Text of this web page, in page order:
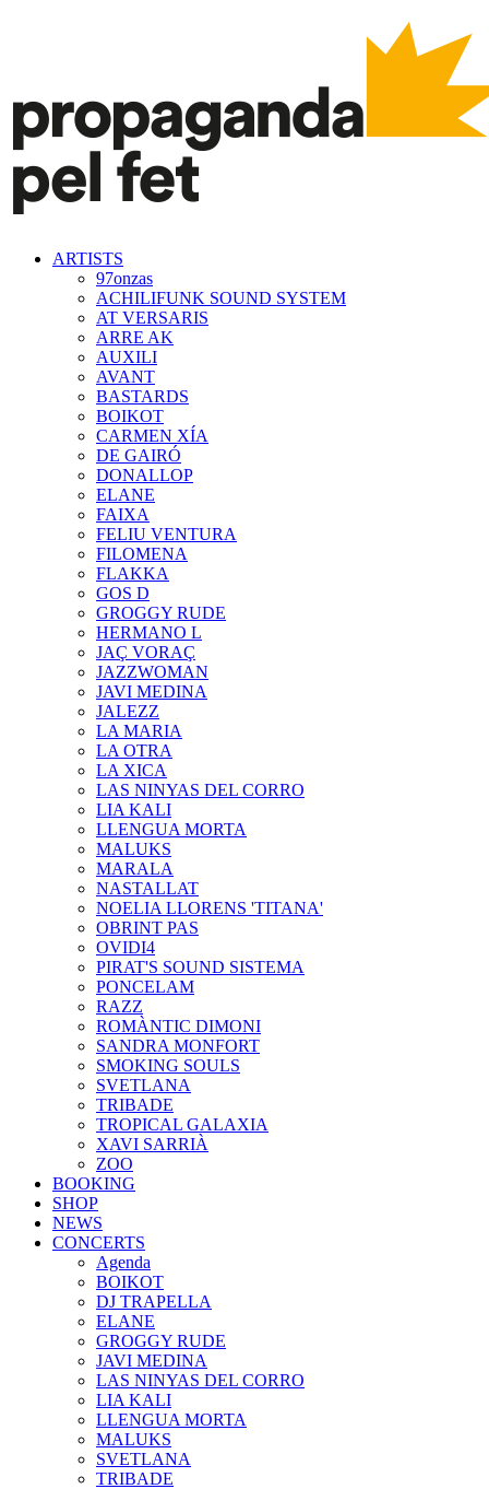
ARTISTS
97onzas
ACHILIFUNK SOUND SYSTEM
AT VERSARIS
ARRE AK
AUXILI
AVANT
BASTARDS
BOIKOT
CARMEN XÍA
DE GAIRÓ
DONALLOP
ELANE
FAIXA
FELIU VENTURA
FILOMENA
FLAKKA
GOS D
GROGGY RUDE
HERMANO L
JAÇ VORAÇ
JAZZWOMAN
JAVI MEDINA
JALEZZ
LA MARIA
LA OTRA
LA XICA
LAS NINYAS DEL CORRO
LIA KALI
LLENGUA MORTA
MALUKS
MARALA
NASTALLAT
NOELIA LLORENS 'TITANA'
OBRINT PAS
OVIDI4
PIRAT'S SOUND SISTEMA
PONCELAM
RAZZ
ROMÀNTIC DIMONI
SANDRA MONFORT
SMOKING SOULS
SVETLANA
TRIBADE
TROPICAL GALAXIA
XAVI SARRIÀ
ZOO
BOOKING
SHOP
NEWS
CONCERTS
Agenda
BOIKOT
DJ TRAPELLA
ELANE
GROGGY RUDE
JAVI MEDINA
LAS NINYAS DEL CORRO
LIA KALI
LLENGUA MORTA
MALUKS
SVETLANA
TRIBADE